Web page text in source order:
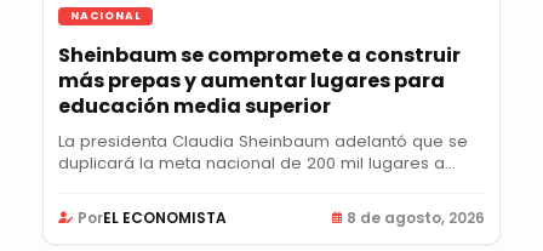
NACIONAL
Sheinbaum se compromete a construir
más prepas y aumentar lugares para
educación media superior
La presidenta Claudia Sheinbaum adelantó que se
duplicará la meta nacional de 200 mil lugares a
PorEL ECONOMISTA 8 de agosto, 2026